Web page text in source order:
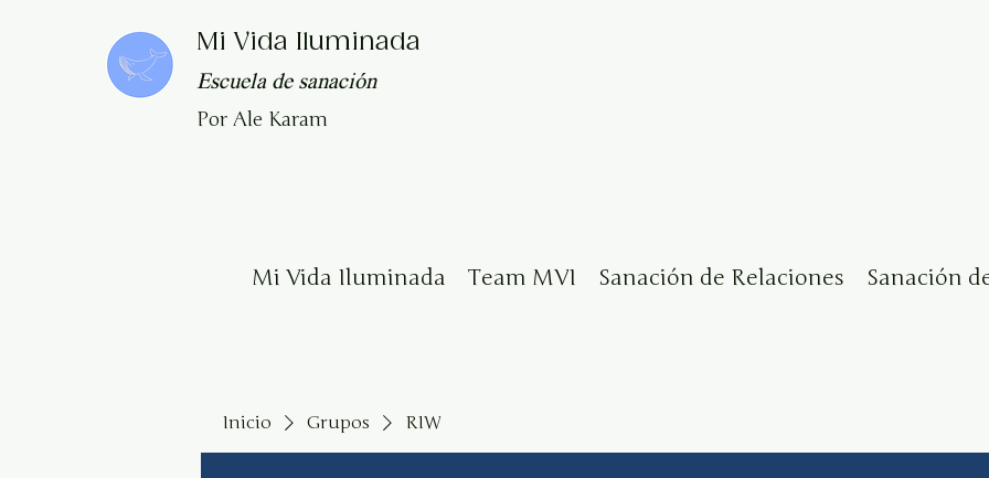
Mi Vida Iluminada
Escuela de sanación
Por Ale Karam
Mi Vida Iluminada Team MVI Sanación de Relaciones Sanación
Inicio Grupos RIW